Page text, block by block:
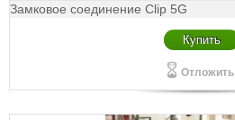
Замковое соединение Clip 5G
Купить
Отложить